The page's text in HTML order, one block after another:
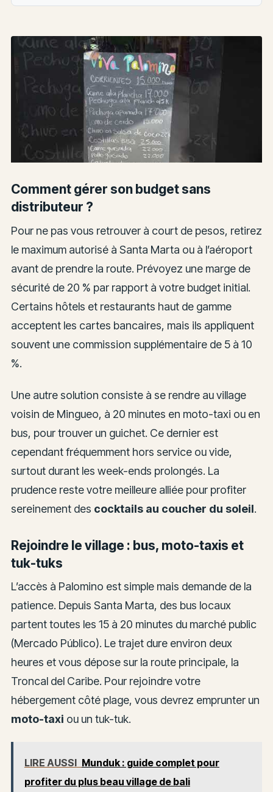
Comment gérer son budget sans
distributeur ?
Pour ne pas vous retrouver à court de pesos, retirez
le maximum autorisé à Santa Marta ou à l’aéroport
avant de prendre la route. Prévoyez une marge de
sécurité de 20 % par rapport à votre budget initial.
Certains hôtels et restaurants haut de gamme
acceptent les cartes bancaires, mais ils appliquent
souvent une commission supplémentaire de 5 à 10
%.
Une autre solution consiste à se rendre au village
voisin de Mingueo, à 20 minutes en moto-taxi ou en
bus, pour trouver un guichet. Ce dernier est
cependant fréquemment hors service ou vide,
surtout durant les week-ends prolongés. La
prudence reste votre meilleure alliée pour profiter
sereinement des cocktails au coucher du soleil.
Rejoindre le village : bus, moto-taxis et
tuk-tuks
L’accès à Palomino est simple mais demande de la
patience. Depuis Santa Marta, des bus locaux
partent toutes les 15 à 20 minutes du marché public
(Mercado Público). Le trajet dure environ deux
heures et vous dépose sur la route principale, la
Troncal del Caribe. Pour rejoindre votre
hébergement côté plage, vous devrez emprunter un
moto-taxi ou un tuk-tuk.
LIRE AUSSI Munduk : guide complet pour
profiter du plus beau village de bali